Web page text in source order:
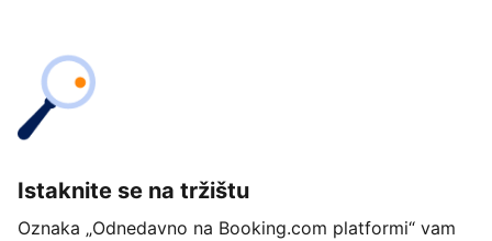
Istaknite se na tržištu
Oznaka „Odnedavno na Booking.com platformi“ vam